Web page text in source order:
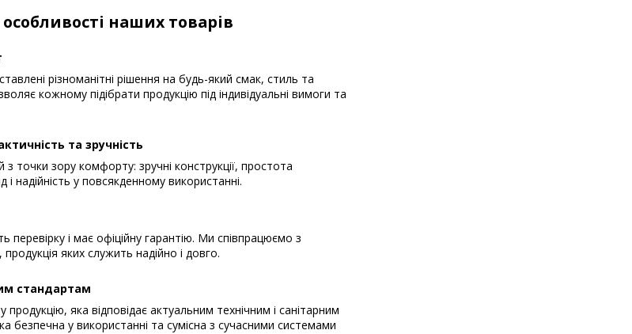
наших товарів
різноманітні рішення на будь-який смак, стиль та
кожному підібрати продукцію під індивідуальні вимоги та
та зручність
точки зору комфорту: зручні конструкції, простота
і надійність у повсякденному використанні.
перевірку і має офіційну гарантію. Ми співпрацюємо з
яких служить надійно і довго.
стандартам
яка відповідає актуальним технічним і санітарним
безпечна у використанні та сумісна з сучасними системами